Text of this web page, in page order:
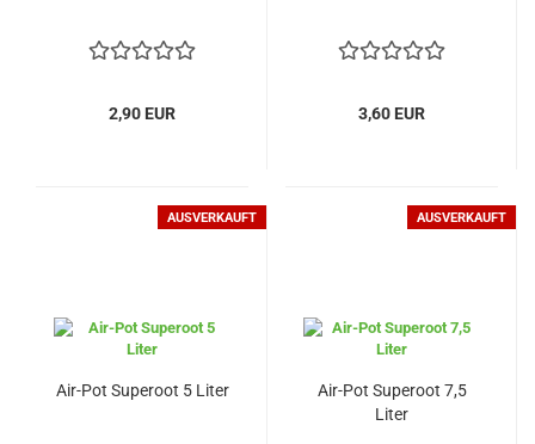
2,90 EUR 3,60 EUR
AUSVERKAUFT
Air-Pot Superoot 5 Liter
AUSVERKAUFT
Air-Pot Superoot 7,5
Liter